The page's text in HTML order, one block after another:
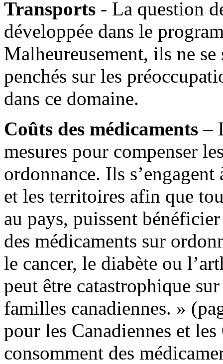
Transports - La question
développée dans le
Malheureusement, ils ne
penchés sur les
dans ce domaine.
Coûts des médicaments–
mesures pour compenser
ordonnance. Ils
et les territoires afin que
au pays, puissent
des médicaments sur
le cancer, le diabète ou
peut être catastrophique
familles canadiennes. »
pour les Canadiennes et
consomment des